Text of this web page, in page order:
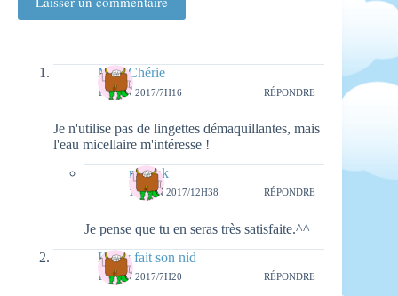
MumChérie
16 JUIN 2017/7H16 RÉPONDRE
Je n'utilise pas de lingettes démaquillantes, mais
l'eau micellaire m'intéresse !
natieak
18 JUIN 2017/12H38 RÉPONDRE
Je pense que tu en seras très satisfaite.^^
Kerry fait son nid
16 JUIN 2017/7H20 RÉPONDRE